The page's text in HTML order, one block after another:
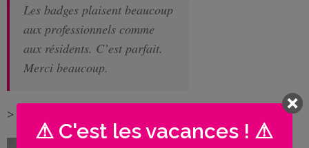
Les badges plaisent beaucoup
aux professionnels comme
aux résidents. C’est parfait.
Merci beaucoup.
>
Demande
de devis
Me
⚠ C'est les vacances ! ⚠